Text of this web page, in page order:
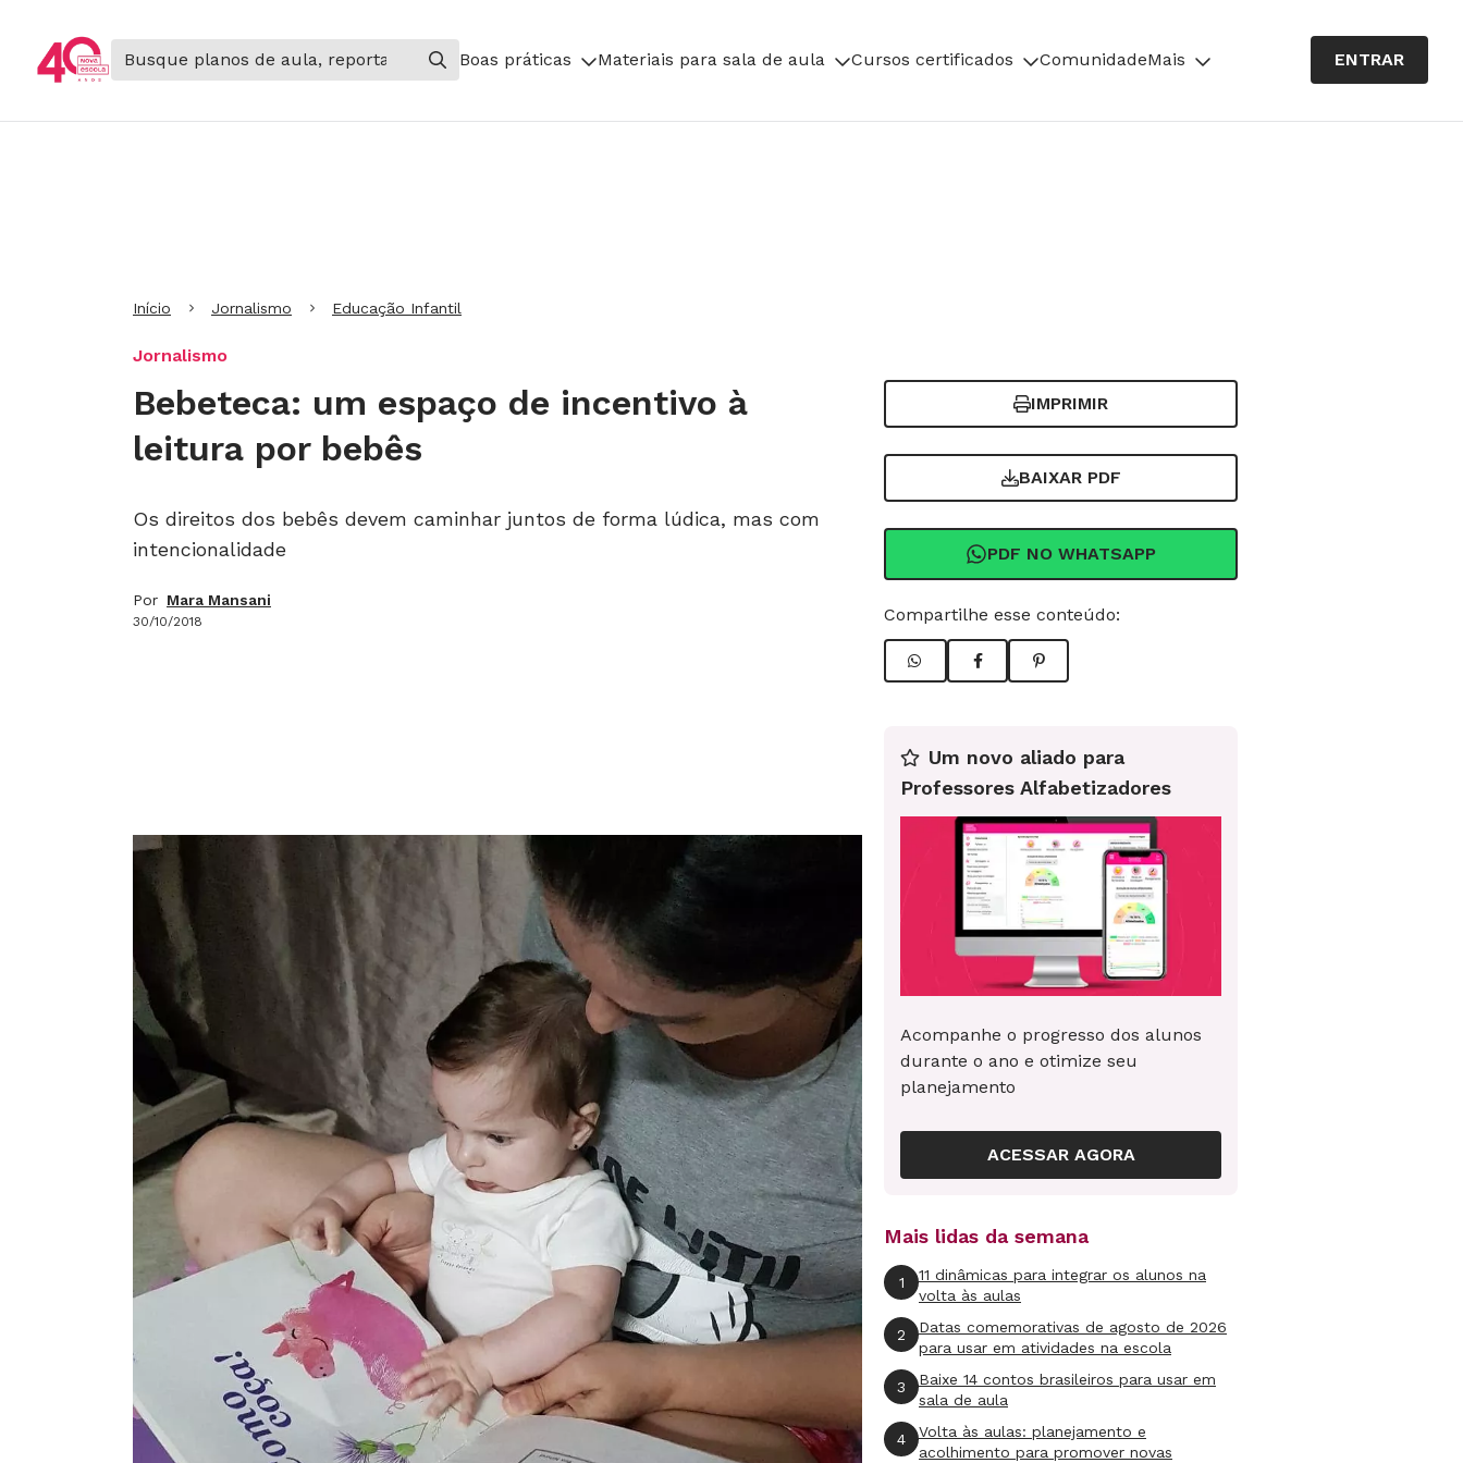
Boas práticas Materiais para sala de aula Cursos certificados ComunidadeMais ENTRAR
Início Jornalismo Educação Infantil
Jornalismo
Bebeteca: um espaço de incentivo à
leitura por bebês
Os direitos dos bebês devem caminhar juntos de forma lúdica, mas com
intencionalidade
Por Mara Mansani
30/10/2018
IMPRIMIR
BAIXAR PDF
PDF NO WHATSAPP
Compartilhe esse conteúdo:
Um novo aliado para
Professores Alfabetizadores
Acompanhe o progresso dos alunos
durante o ano e otimize seu
planejamento
ACESSAR AGORA
Mais lidas da semana
1
11 dinâmicas para integrar os alunos na
volta às aulas
2
Datas comemorativas de agosto de 2026
para usar em atividades na escola
3
Baixe 14 contos brasileiros para usar em
sala de aula
4
Volta às aulas: planejamento e
acolhimento para promover novas